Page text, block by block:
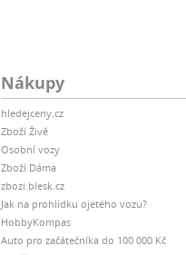
Nákupy
hledejceny.cz
Zboží Živě
Osobní vozy
Zboží Dáma
zbozi.blesk.cz
Jak na prohlídku ojetého vozu?
HobbyKompas
Auto pro začátečníka do 100 000 Kč